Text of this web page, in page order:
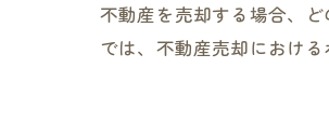
不動産を売却する場合、
では、不動産売却におけ